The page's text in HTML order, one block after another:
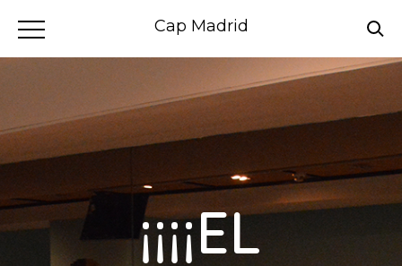
Cap Madrid
¡¡¡¡EL